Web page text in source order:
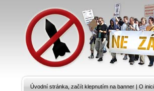
Úvodní stránka, začít klepnutím na banner | O